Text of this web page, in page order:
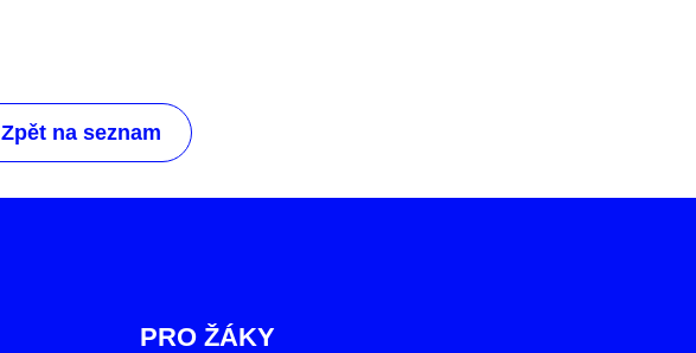
Zpět na seznam
PRO ŽÁKY